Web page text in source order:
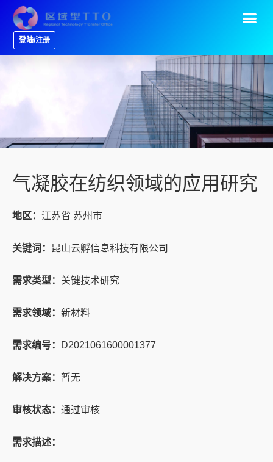
登陆/注册
气凝胶在纺织领域的应用研究
地区： 江苏省 苏州市
关键词： 昆山云孵信息科技有限公司
需求类型： 关键技术研究
需求领域： 新材料
需求编号： D2021061600001377
解决方案： 暂无
审核状态： 通过审核
需求描述：